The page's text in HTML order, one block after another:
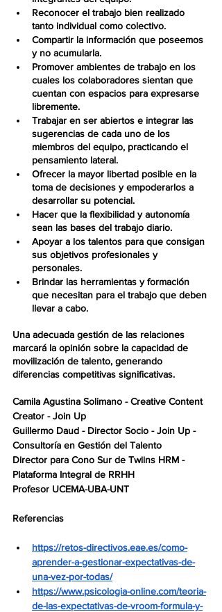
Reconocer el trabajo bien realizado
tanto individual como colectivo.
Compartir la información que poseemos
y no acumularla.
Promover ambientes de trabajo en los
cuales los colaboradores sientan que
cuentan con espacios para expresarse
libremente.
Trabajar en ser abiertos e integrar las
sugerencias de cada uno de los
miembros del equipo, practicando el
pensamiento lateral.
Ofrecer la mayor libertad posible en la
toma de decisiones y empoderarlos a
desarrollar su potencial.
Hacer que la flexibilidad y autonomía
sean las bases del trabajo diario.
Apoyar a los talentos para que consigan
sus objetivos profesionales y
personales.
Brindar las herramientas y formación
que necesitan para el trabajo que deben
llevar a cabo.
Una adecuada gestión de las relaciones
marcará la opinión sobre la capacidad de
movilización de talento, generando
diferencias competitivas significativas.
Camila Agustina Solimano - Creative Content
Creator - Join Up
Guillermo Daud - Director Socio - Join Up -
Consultoría en Gestión del Talento
Director para Cono Sur de Twiins HRM -
Plataforma Integral de RRHH
Profesor UCEMA-UBA-UNT
Referencias
https://retos-directivos.eae.es/como-
aprender-a-gestionar-expectativas-de-
una-vez-por-todas/
https://www.psicologia-online.com/teoria-
de-las-expectativas-de-vroom-formula-y-